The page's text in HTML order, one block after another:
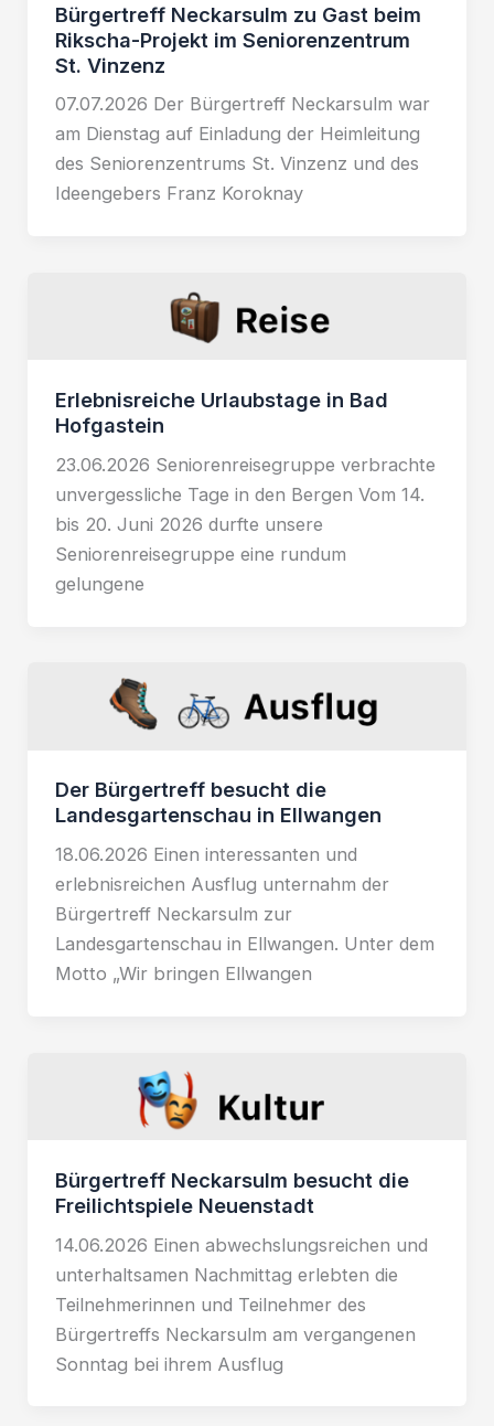
Bürgertreff Neckarsulm zu Gast beim
Rikscha-Projekt im Seniorenzentrum
St. Vinzenz
07.07.2026 Der Bürgertreff Neckarsulm war
am Dienstag auf Einladung der Heimleitung
des Seniorenzentrums St. Vinzenz und des
Ideengebers Franz Koroknay
Erlebnisreiche Urlaubstage in Bad
Hofgastein
23.06.2026 Seniorenreisegruppe verbrachte
unvergessliche Tage in den Bergen Vom 14.
bis 20. Juni 2026 durfte unsere
Seniorenreisegruppe eine rundum
gelungene
Der Bürgertreff besucht die
Landesgartenschau in Ellwangen
18.06.2026 Einen interessanten und
erlebnisreichen Ausflug unternahm der
Bürgertreff Neckarsulm zur
Landesgartenschau in Ellwangen. Unter dem
Motto „Wir bringen Ellwangen
Bürgertreff Neckarsulm besucht die
Freilichtspiele Neuenstadt
14.06.2026 Einen abwechslungsreichen und
unterhaltsamen Nachmittag erlebten die
Teilnehmerinnen und Teilnehmer des
Bürgertreffs Neckarsulm am vergangenen
Sonntag bei ihrem Ausflug